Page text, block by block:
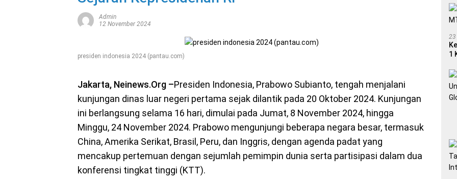
Admin
12 November 2024
presiden indonesia 2024 (pantau.com)
Jakarta, Neinews.Org –Presiden Indonesia, Prabowo Subianto, tengah menjalani
kunjungan dinas luar negeri pertama sejak dilantik pada 20 Oktober 2024. Kunjungan
ini berlangsung selama 16 hari, dimulai pada Jumat, 8 November 2024, hingga
Minggu, 24 November 2024. Prabowo mengunjungi beberapa negara besar, termasuk
China, Amerika Serikat, Brasil, Peru, dan Inggris, dengan agenda padat yang
mencakup pertemuan dengan sejumlah pemimpin dunia serta partisipasi dalam dua
konferensi tingkat tinggi (KTT).
23
1